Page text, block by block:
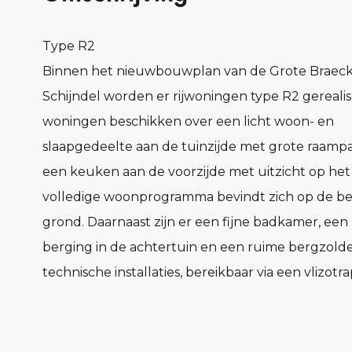
Type R2
Binnen het nieuwbouwplan van de Grote
Schijndel worden er rijwoningen type R2
woningen beschikken over een licht woon- en
slaapgedeelte aan de tuinzijde met grote
een keuken aan de voorzijde met uitzicht op
volledige woonprogramma bevindt zich op de
grond. Daarnaast zijn er een fijne badkamer, een
berging in de achtertuin en een ruime
technische installaties, bereikbaar via een